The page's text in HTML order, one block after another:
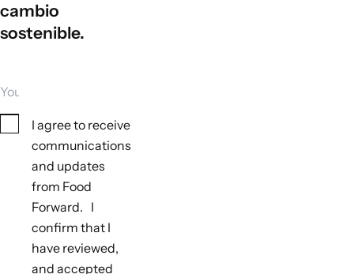
cambio
sostenible.
ConsentI agree to receive
communications
and updates
from Food
Forward. I
confirm that I
have reviewed,
and accepted